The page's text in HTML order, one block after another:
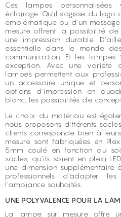
Ces lampes
éclairage. Qu’il s’agisse du logo
emblématique ou d’un
mesure offrent la possibilité
une impression durable.
essentielle dans le monde
communication. Et les
exception. Avec une variété
lampes permettent aux
un accessoire unique et
options d’impression en
blanc, les possibilités de
Le choix du matériau est
nous proposons différents
clients corresponde bien à
mesure sont fabriquées en
5mm coulé en fonction du
socles, qu’ils soient en plexi
une dimension supplémentaire
professionnels d’adapter
l’ambiance souhaités.
UNE POLYVALENCE POUR LA
La lampe sur mesure offre